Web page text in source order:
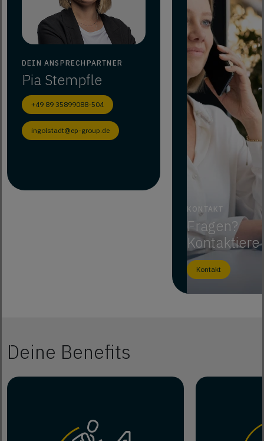
DEIN ANSPRECHPARTNER
Pia Stempfle
+49 89 35899088-504
ingolstadt@ep-group.de
KONTAKT
Fragen?
Kontaktiere
Kontakt
Deine Benefits